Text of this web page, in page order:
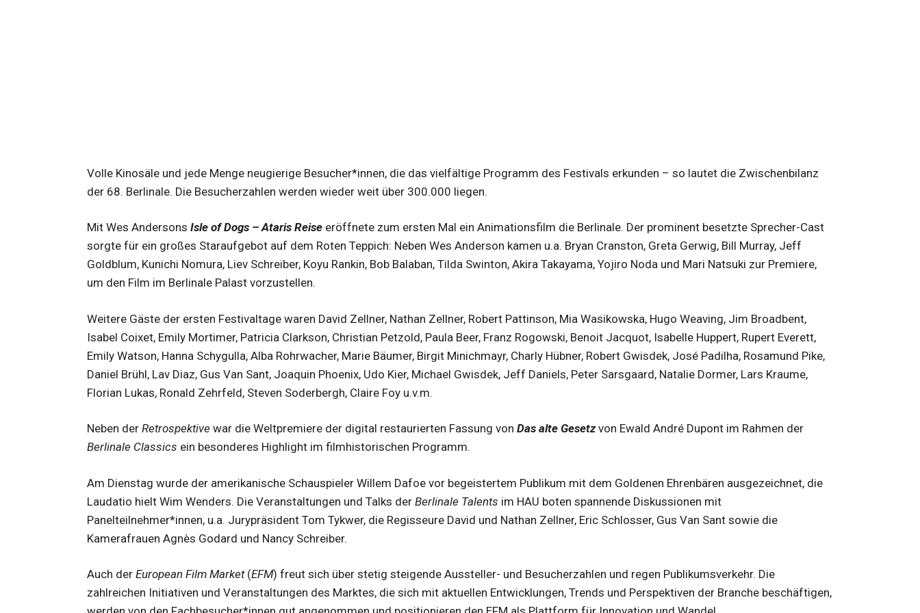
Volle Kinosäle und jede Menge neugierige Besucher*innen, die das vielfältige Programm des Festivals erkunden – so lautet die Zwischenbilanz
der 68. Berlinale. Die Besucherzahlen werden wieder weit über 300.000 liegen.
Mit Wes Andersons Isle of Dogs – Ataris Reise eröffnete zum ersten Mal ein Animationsfilm die Berlinale. Der prominent besetzte Sprecher-Cast
sorgte für ein großes Staraufgebot auf dem Roten Teppich: Neben Wes Anderson kamen u.a. Bryan Cranston, Greta Gerwig, Bill Murray, Jeff
Goldblum, Kunichi Nomura, Liev Schreiber, Koyu Rankin, Bob Balaban, Tilda Swinton, Akira Takayama, Yojiro Noda und Mari Natsuki zur Premiere,
um den Film im Berlinale Palast vorzustellen.
Weitere Gäste der ersten Festivaltage waren David Zellner, Nathan Zellner, Robert Pattinson, Mia Wasikowska, Hugo Weaving, Jim Broadbent,
Isabel Coixet, Emily Mortimer, Patricia Clarkson, Christian Petzold, Paula Beer, Franz Rogowski, Benoit Jacquot, Isabelle Huppert, Rupert Everett,
Emily Watson, Hanna Schygulla, Alba Rohrwacher, Marie Bäumer, Birgit Minichmayr, Charly Hübner, Robert Gwisdek, José Padilha, Rosamund Pike,
Daniel Brühl, Lav Diaz, Gus Van Sant, Joaquin Phoenix, Udo Kier, Michael Gwisdek, Jeff Daniels, Peter Sarsgaard, Natalie Dormer, Lars Kraume,
Florian Lukas, Ronald Zehrfeld, Steven Soderbergh, Claire Foy u.v.m.
Neben der Retrospektive war die Weltpremiere der digital restaurierten Fassung von Das alte Gesetzvon Ewald André Dupont im Rahmen der
Berlinale Classics ein besonderes Highlight im filmhistorischen Programm.
Am Dienstag wurde der amerikanische Schauspieler Willem Dafoe vor begeistertem Publikum mit dem Goldenen Ehrenbären ausgezeichnet, die
Laudatio hielt Wim Wenders. Die Veranstaltungen und Talks der Berlinale Talents im HAU boten spannende Diskussionen mit
Panelteilnehmer*innen, u.a. Jurypräsident Tom Tykwer, die Regisseure David und Nathan Zellner, Eric Schlosser, Gus Van Sant sowie die
Kamerafrauen Agnès Godard und Nancy Schreiber.
Auch der European Film Market(EFM) freut sich über stetig steigende Aussteller- und Besucherzahlen und regen Publikumsverkehr. Die
zahlreichen Initiativen und Veranstaltungen des Marktes, die sich mit aktuellen Entwicklungen, Trends und Perspektiven der Branche beschäftigen,